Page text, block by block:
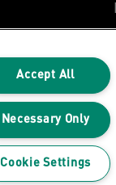
Accept All
Necessary Only
Cookie Settings